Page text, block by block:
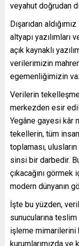
veyahut doğrudan
Dışarıdan
altyapı yazılımları
açık kaynaklı
verilerimizin
egemenliğimizin
Verilerin
merkezden esir
Yegâne gayesi kâr
tekellerin, tüm
toplaması,
sinsi bir darbedir.
çıkacağını
modern dünyanın
İşte bu yüzden,
sunucularına
işleme mimarilerini
kurumlarımızda ve